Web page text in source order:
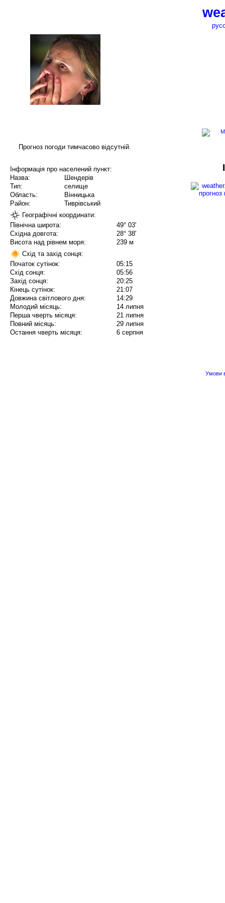
Прогноз погоди тимчасово відсутній.
Інформація про населений пункт:
Назва:
Шендерів
Тип:
селище
Область:
Вінницька
Район:
Тиврівський
Географічні координати:
Північна широта:
49° 03'
Східна довгота:
28° 38'
Висота над рівнем моря:
239 м
Схід та захід сонця:
Початок сутінок:
05:15
Схід сонця:
05:56
Захід сонця:
20:25
Кінець сутінок:
21:07
Довжина світлового дня:
14:29
Молодий місяць:
14 липня
Перша чверть місяця:
21 липня
Повний місяць:
29 липня
Остання чверть місяця:
6 серпня
Умови